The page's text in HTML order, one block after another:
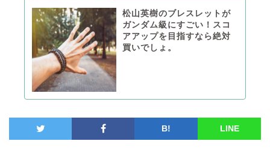
松山英樹のブレスレットが
ガンダム級にすごい！スコ
アアップを目指すなら絶対
買いでしょ。
B! LINE